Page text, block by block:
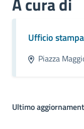
Ufficio
Piazza
Ultimo